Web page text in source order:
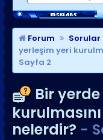
SON MESAJLAR
KISAYOLLAR
Forum Sorular
yerleşim yeri
Sayfa 2
Bir
nelerdir? -